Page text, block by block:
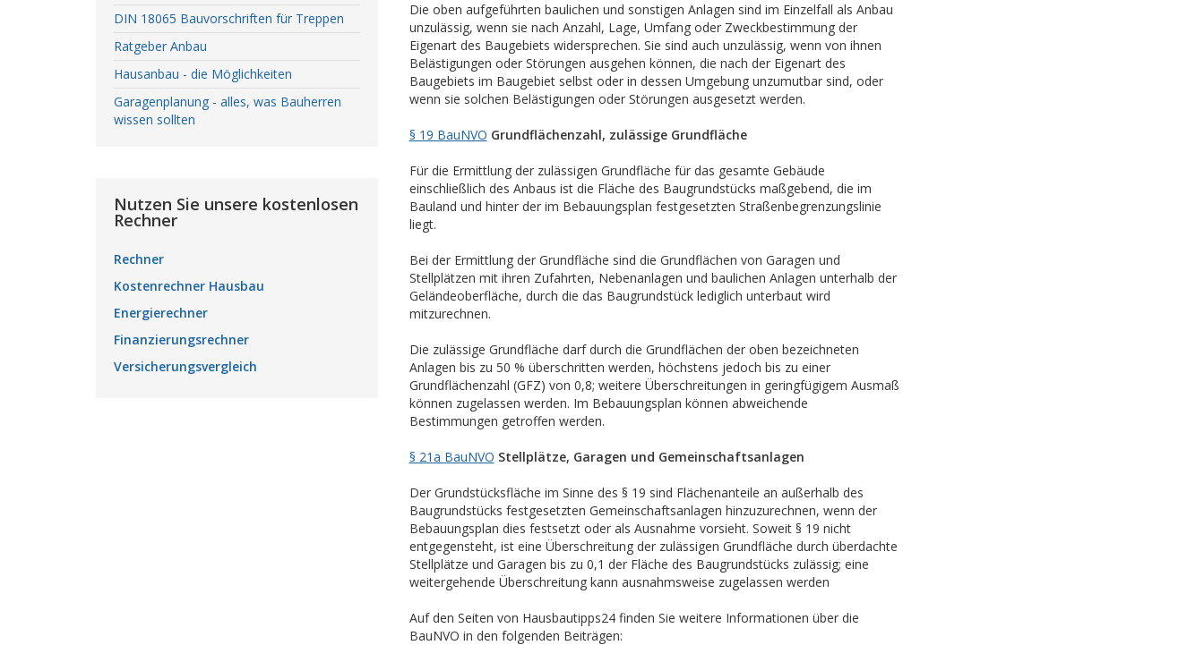
Die oben aufgeführten baulichen und sonstigen Anlagen sind im Einzelfall als Anbau
unzulässig, wenn sie nach Anzahl, Lage, Umfang oder Zweckbestimmung der
Eigenart des Baugebiets widersprechen. Sie sind auch unzulässig, wenn von ihnen
Belästigungen oder Störungen ausgehen können, die nach der Eigenart des
Baugebiets im Baugebiet selbst oder in dessen Umgebung unzumutbar sind, oder
wenn sie solchen Belästigungen oder Störungen ausgesetzt werden.
§ 19 BauNVO Grundflächenzahl, zulässige Grundfläche
Für die Ermittlung der zulässigen Grundfläche für das gesamte Gebäude
einschließlich des Anbaus ist die Fläche des Baugrundstücks maßgebend, die im
Bauland und hinter der im Bebauungsplan festgesetzten Straßenbegrenzungslinie
liegt.
Bei der Ermittlung der Grundfläche sind die Grundflächen von Garagen und
Stellplätzen mit ihren Zufahrten, Nebenanlagen und baulichen Anlagen unterhalb der
Geländeoberfläche, durch die das Baugrundstück lediglich unterbaut wird
mitzurechnen.
Die zulässige Grundfläche darf durch die Grundflächen der oben bezeichneten
Anlagen bis zu 50 % überschritten werden, höchstens jedoch bis zu einer
Grundflächenzahl (GFZ) von 0,8; weitere Überschreitungen in geringfügigem Ausmaß
können zugelassen werden. Im Bebauungsplan können abweichende
Bestimmungen getroffen werden.
§ 21a BauNVO Stellplätze, Garagen und Gemeinschaftsanlagen
Der Grundstücksfläche im Sinne des § 19 sind Flächenanteile an außerhalb des
Baugrundstücks festgesetzten Gemeinschaftsanlagen hinzuzurechnen, wenn der
Bebauungsplan dies festsetzt oder als Ausnahme vorsieht. Soweit § 19 nicht
entgegensteht, ist eine Überschreitung der zulässigen Grundfläche durch überdachte
Stellplätze und Garagen bis zu 0,1 der Fläche des Baugrundstücks zulässig; eine
weitergehende Überschreitung kann ausnahmsweise zugelassen werden
Auf den Seiten von Hausbautipps24 finden Sie weitere Informationen über die
BauNVO in den folgenden Beiträgen:
DIN 18065 Bauvorschriften für Treppen
Ratgeber Anbau
Hausanbau - die Möglichkeiten
Garagenplanung - alles, was Bauherren
wissen sollten
Nutzen Sie unsere kostenlosen
Rechner
Rechner
Kostenrechner Hausbau
Energierechner
Finanzierungsrechner
Versicherungsvergleich